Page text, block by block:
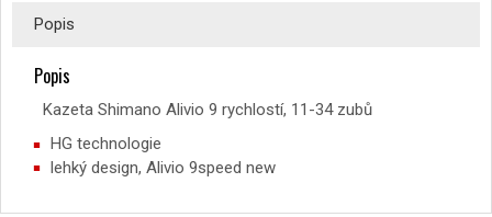
Popis
Popis
Kazeta Shimano Alivio 9 rychlostí, 11-34 zubů
HG technologie
lehký design, Alivio 9speed new